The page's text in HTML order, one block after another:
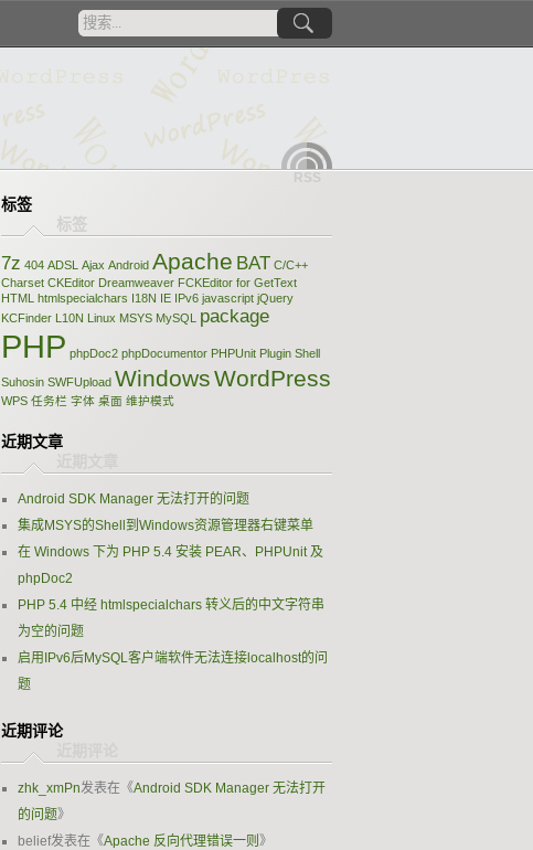
RSS
标签
7z 404 ADSL Ajax Android Apache BAT C/C++
Charset CKEditor Dreamweaver FCKEditor for GetText
HTML htmlspecialchars I18N IE IPv6 javascript jQuery
KCFinder L10N Linux MSYS MySQL package
PHP phpDoc2 phpDocumentor PHPUnit Plugin Shell
Suhosin SWFUpload WindowsWordPress
WPS 任务栏 字体 桌面 维护模式
近期文章
Android SDK Manager 无法打开的问题
集成MSYS的Shell到Windows资源管理器右键菜单
在 Windows 下为 PHP 5.4 安装 PEAR、PHPUnit 及
phpDoc2
PHP 5.4 中经 htmlspecialchars 转义后的中文字符串
为空的问题
启用IPv6后MySQL客户端软件无法连接localhost的问
题
近期评论
zhk_xmPn发表在《Android SDK Manager 无法打开
的问题》
belief发表在《Apache 反向代理错误一则 》